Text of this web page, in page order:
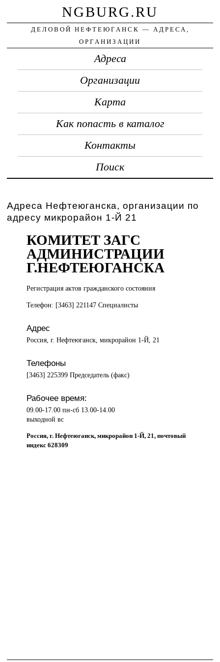
NGBURG.RU
ДЕЛОВОЙ НЕФТЕЮГАНСК — АДРЕСА,
ОРГАНИЗАЦИИ
Адреса
Организации
Карта
Как попасть в каталог
Контакты
Поиск
Адреса Нефтеюганска, организации по
адресу микрорайон 1-Й 21
КОМИТЕТ ЗАГС
АДМИНИСТРАЦИИ
Г.НЕФТЕЮГАНСКА
Регистрация актовгражданского состояния
Телефон: [3463] 221147 Специалисты
Адрес
Россия, г. Нефтеюганск, микрорайон 1-Й, 21
Телефоны
[3463] 225399 Председатель (факс)
Рабочее время:
09.00-17.00 пн-сб 13.00-14.00
выходной вс
Россия, г. Нефтеюганск, микрорайон 1-Й, 21, почтовый
индекс 628309